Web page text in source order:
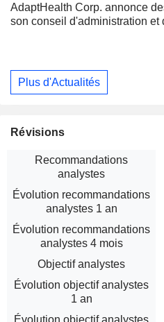
AdaptHealth Corp. annonce
son conseil d'administration et
Plus d'Actualités
Révisions
Recommandations
analystes
Évolution recommandations
analystes 1 an
Évolution recommandations
analystes 4 mois
Objectif analystes
Évolution objectif analystes
1 an